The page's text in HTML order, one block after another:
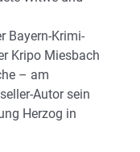
Bayern-Krimi-
Kripo Miesbach
– am
Autor sein
Herzog in